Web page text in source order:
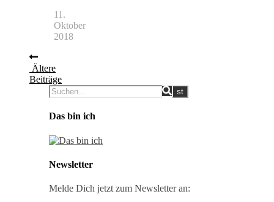
11.
Oktober
2018
Ältere
Beiträge
Das bin ich
Newsletter
Melde Dich jetzt zum Newsletter an: